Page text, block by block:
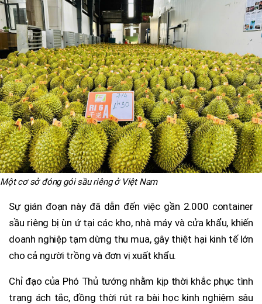
Một cơ sở đóng gói sầu riêng ở Việt Nam
Sự gián đoạn này đã dẫn đến việc gần 2.000 container
sầu riêng bị ùn ứ tại các kho, nhà máy và cửa khẩu, khiến
doanh nghiệp tạm dừng thu mua, gây thiệt hại kinh tế lớn
cho cả người trồng và đơn vị xuất khẩu.
Chỉ đạo của Phó Thủ tướng nhằm kịp thời khắc phục tình
trạng ách tắc, đồng thời rút ra bài học kinh nghiệm sâu